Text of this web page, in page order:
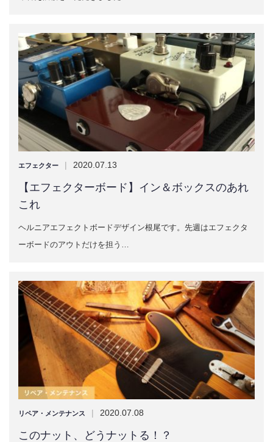
エフェクター | 2020.07.13
【エフェクターボード】イン＆ボックスのあれ
これ
ヘルニアエフェクトボードデザイン根尾です。先週はエフェクタ
ーボードのアウトだけを担う…
リペア・メンテナンス | 2020.07.08
このナット、どうナットる！？